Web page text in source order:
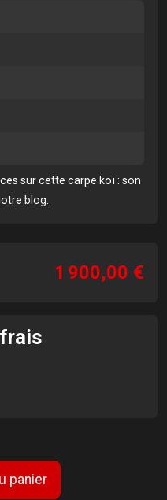
sur cette carpe koï : son
blog
1 900,00 €
panier